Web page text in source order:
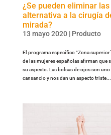
¿Se pueden eliminar
alternativa a la cirugía
mirada?
13 mayo 2020| Producto
El programa específico “Zona
de las mujeres españolas afirman que
su aspecto. Las bolsas de ojos son
cansancio y nos dan un aspecto